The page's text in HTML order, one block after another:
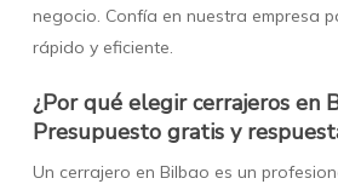
negocio. Confía en nuestra empresa
rápido y eficiente.
¿Por qué elegir cerrajeros en
Presupuesto gratis y
Un cerrajero en Bilbao es un